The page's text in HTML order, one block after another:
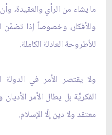
ما يشاء من الرأي والعقيدة،
والأفكار، وخصوصاً إذا
للأطروحة العادلة الكاملة.
ولا يقتصر الأمر في الدولة
الفكريّّة بل يطال الأمر
معتقد ولا دين إلّا الإسلام.